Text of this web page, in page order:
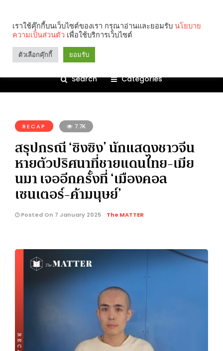
Search Categories
RECAP 7.7K
สรุปกรณี ‘ซิงซิง’ นักแสดงชาวจีน
หายตัวปริศนาที่ชายแดนไทย-เมีย
นมา เจออีกครั้งที่ ‘เมืองคอล
เซนเตอร์-ค้ามนุษย์’
Posted On 7 January 2025 The MATTER
เราใช้คุ๊กกี้บนเว็บไซต์ของเรา กรุณาอ่านและยอมรับ นโยบาย
ความเป็นส่วนตัว เพื่อใช้บริการเว็บไซต์
ตัวเลือกคุ๊กกี้ ยอมรับ